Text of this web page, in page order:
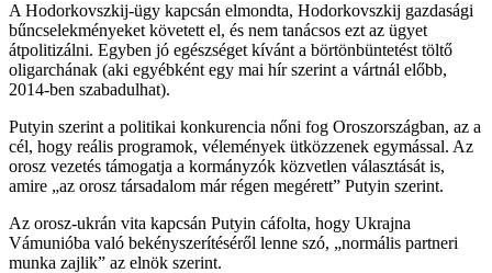
A Hodorkovszkij-ügy kapcsán elmondta, Hodorkovszkij gazdasági
bűncselekményeket követett el, és nem tanácsos ezt az ügyet
átpolitizálni. Egyben jó egészséget kívánt a börtönbüntetést töltő
oligarchának (aki egyébként egy mai hír szerint a vártnál előbb,
2014-ben szabadulhat).
Putyin szerint a politikai konkurencia nőni fog Oroszországban, az a
cél, hogy reális programok, vélemények ütközzenek egymással. Az
orosz vezetés támogatja a kormányzók közvetlen választását is,
amire „az orosz társadalom már régen megérett” Putyin szerint.
Az orosz-ukrán vita kapcsán Putyin cáfolta, hogy Ukrajna
Vámunióba való bekényszerítéséről lenne szó, „normális partneri
munka zajlik” az elnök szerint.